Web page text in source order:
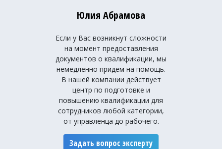
Юлия Абрамова
Если у Вас возникнут сложности
на момент предоставления
документов о квалификации, мы
немедленно придем на помощь.
В нашей компании действует
центр по подготовке и
повышению квалификации для
сотрудников любой категории,
от управленца до рабочего.
Задать вопрос эксперту